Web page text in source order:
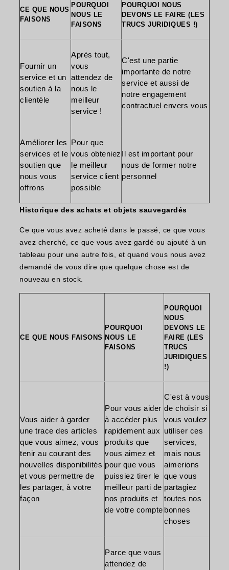
CE QUE NOUS
FAISONS
POURQUOI
NOUS LE
FAISONS
POURQUOI NOUS
DEVONS LE FAIRE (LES
TRUCS JURIDIQUES !)
Fournir un
service et un
soutien à la
clientèle
Après tout,
vous
attendez de
nous le
meilleur
service !
C'est une partie
importante de notre
service et aussi de
notre engagement
contractuel envers vous
Améliorer les
services et le
soutien que
nous vous
offrons
Pour que
vous obteniez
le meilleur
service client
possible
Il est important pour
nous de former notre
personnel
Historique des achats et objets sauvegardés
Ce que vous avez acheté dans le passé, ce que vous
avez cherché, ce que vous avez gardé ou ajouté à un
tableau pour une autre fois, et quand vous nous avez
demandé de vous dire que quelque chose est de
nouveau en stock.
CE QUE NOUS FAISONS
POURQUOI
NOUS LE
FAISONS
POURQUOI
NOUS
DEVONS LE
FAIRE (LES
TRUCS
JURIDIQUES
!)
Vous aider à garder
une trace des articles
que vous aimez, vous
tenir au courant des
nouvelles disponibilités
et vous permettre de
les partager, à votre
façon
Pour vous aider
à accéder plus
rapidement aux
produits que
vous aimez et
pour que vous
puissiez tirer le
meilleur parti de
nos produits et
de votre compte
C'est à vous
de choisir si
vous voulez
utiliser ces
services,
mais nous
aimerions
que vous
partagiez
toutes nos
bonnes
choses
Parce que vous
attendez de